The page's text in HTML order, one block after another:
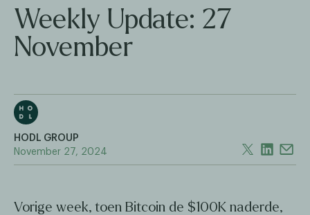
Weekly Update: 27
November
HODL GROUP
November 27, 2024
Vorige week, toen Bitcoin de $100K naderde,